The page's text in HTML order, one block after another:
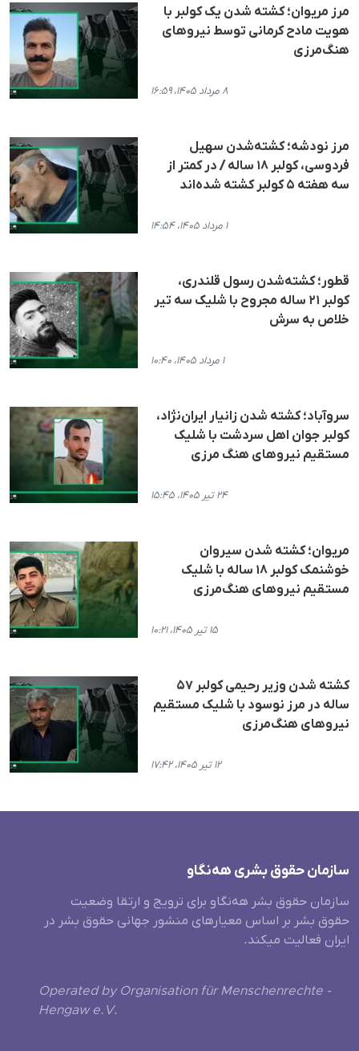
مرز مریوان؛ کشته شدن یک کولبر با
هویت مادح کرمانی توسط نیروهای
هنگ‌مرزی
۸ مرداد ۱۴۰۵، ۱۶:۵۹
مرز نودشه؛ کشته‌شدن سهیل
فردوسی، کولبر ۱۸ ساله / در کمتر از
سه هفته ۵ کولبر کشته شده‌اند
۱ مرداد ۱۴۰۵، ۱۴:۵۴
قطور؛ کشته‌شدن رسول قلندری،
کولبر ۲۱ ساله مجروح با شلیک سه تیر
خلاص به سرش
۱ مرداد ۱۴۰۵، ۱۰:۴۰
سروآباد؛ کشته شدن زانیار ایران‌نژاد،
کولبر جوان اهل سردشت با شلیک
مستقیم نیروهای هنگ مرزی
۲۴ تیر ۱۴۰۵، ۱۵:۴۵
مریوان؛ کشته شدن سیروان
خوشنمک کولبر ۱۸ ساله با شلیک
مستقیم نیروهای هنگ‌مرزی
۱۵ تیر ۱۴۰۵، ۱۰:۲۱
کشته شدن وزیر رحیمی کولبر ۵۷
ساله در مرز نوسود با شلیک مستقیم
نیروهای هنگ‌مرزی
۱۲ تیر ۱۴۰۵، ۱۷:۴۲
سازمان حقوق بشری هەنگاو
سازمان حقوق بشر هه‌نگاو برای ترویج و ارتقا وضعیت
حقوق بشر بر اساس معیارهای منشور جهانی حقوق بشر در
ایران فعالیت میکند.
Operated by Organisation für Menschenrechte -
Hengaw e.V.